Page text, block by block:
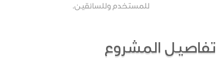
للمستخدم وللسائقين.
تفاصيل المشروع